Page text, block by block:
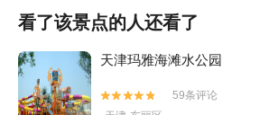
看了该景点的人还看了
天津玛雅海滩水公园


59条评论